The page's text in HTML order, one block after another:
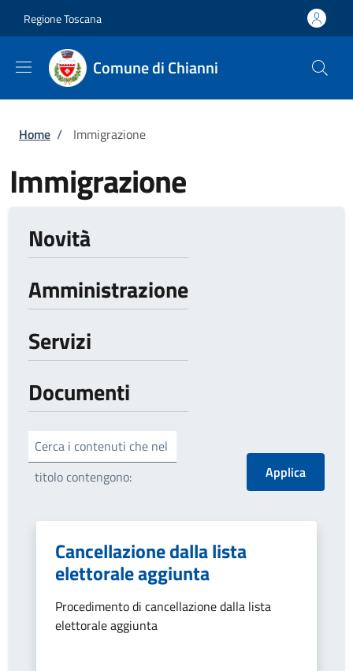
Regione Toscana
Comune di Chianni
Briciole di pane
Home / Immigrazione
Immigrazione
Novità
Amministrazione
Servizi
Documenti
Cerca i contenuti che nel
titolo contengono:
Cancellazione dalla lista
elettorale aggiunta
Procedimento di cancellazione dalla lista
elettorale aggiunta